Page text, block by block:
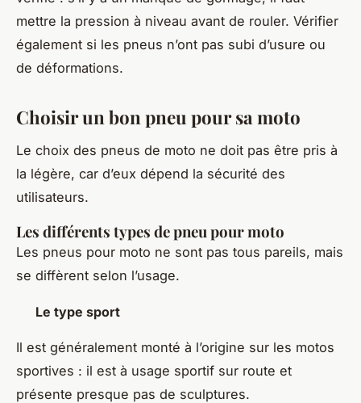
mettre la pression à niveau avant de rouler. Vérifier
également si les pneus n’ont pas subi d’usure ou
de déformations.
Choisir un bon pneu pour sa moto
Le choix des pneus de moto ne doit pas être pris à
la légère, car d’eux dépend la sécurité des
utilisateurs.
Les différents types de pneu pour moto
Les pneus pour moto ne sont pas tous pareils, mais
se diffèrent selon l’usage.
Le type sport
Il est généralement monté à l’origine sur les motos
sportives : il est à usage sportif sur route et
présente presque pas de sculptures.